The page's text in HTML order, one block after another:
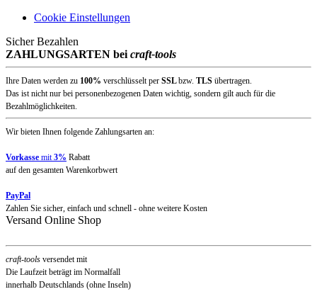
Cookie Einstellungen
Sicher Bezahlen
ZAHLUNGSARTEN bei craft-tools
Ihre Daten werden zu 100% verschlüsselt per SSLbzw. TLS übertragen.
Das ist nicht nur bei personenbezogenen Daten wichtig, sondern gilt auch für die
Bezahlmöglichkeiten.
Wir bieten Ihnen folgende Zahlungsarten an:
Vorkasse mit3% Rabatt
auf den gesamten Warenkorbwert
PayPal
Zahlen Sie sicher, einfach und schnell - ohne weitere Kosten
Versand Online Shop
craft-tools versendet mit
Die Laufzeit beträgt im Normalfall
innerhalb Deutschlands (ohne Inseln)